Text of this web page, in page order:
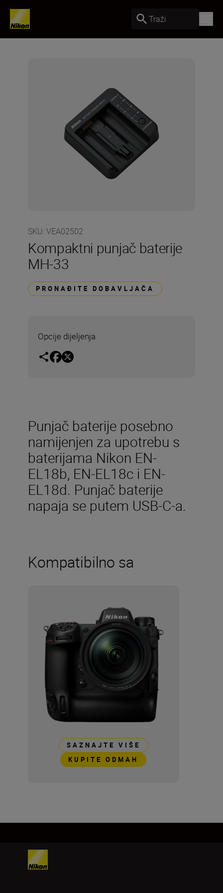
Traži
SKU: VEA02502
Kompaktni punjač baterije
MH-33
PRONAĐITE DOBAVLJAČA
Opcije dijeljenja
Punjač baterije posebno
namijenjen za upotrebu s
baterijama Nikon EN-
EL18b, EN-EL18c i EN-
EL18d. Punjač baterije
napaja se putem USB-C-a.
Kompatibilno sa
SAZNAJTE VIŠE
KUPITE ODMAH